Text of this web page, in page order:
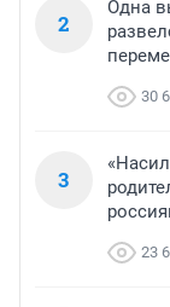
2
Одна
30
3
23